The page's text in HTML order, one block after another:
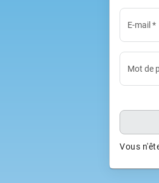
E-mail *
Mot de
Vous